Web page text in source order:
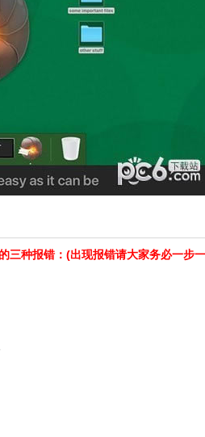
三种报错：(出现报错请大家务必一步